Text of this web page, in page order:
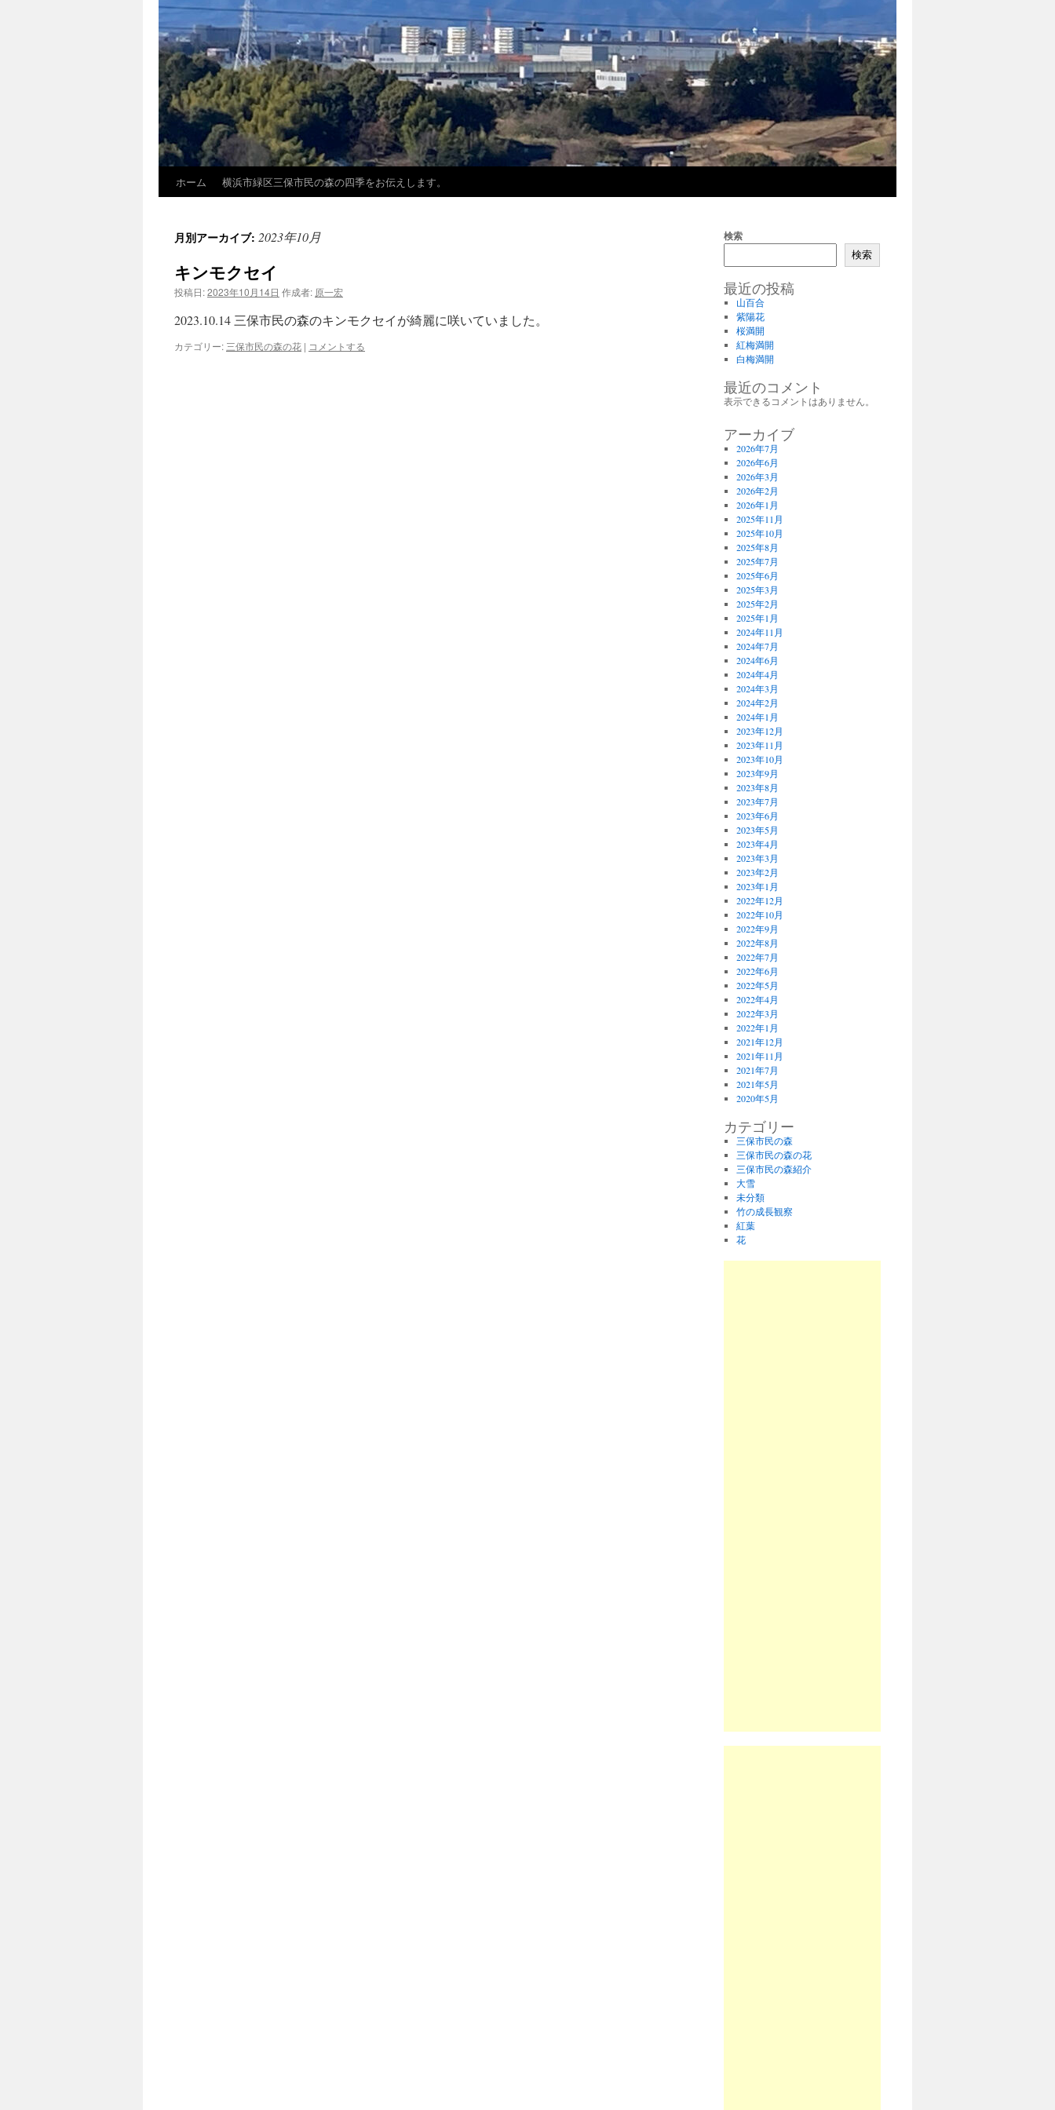
ホーム 横浜市緑区三保市民の森の四季をお伝えします。
月別アーカイブ: 2023年10月
キンモクセイ
投稿日:2023年10月14日 作成者: 原一宏
2023.10.14 三保市民の森のキンモクセイが綺麗に咲いていました。
カテゴリー: 三保市民の森の花 | コメントする
検索
検索
最近の投稿
山百合
紫陽花
桜満開
紅梅満開
白梅満開
最近のコメント
表示できるコメントはありません。
アーカイブ
2026年7月
2026年6月
2026年3月
2026年2月
2026年1月
2025年11月
2025年10月
2025年8月
2025年7月
2025年6月
2025年3月
2025年2月
2025年1月
2024年11月
2024年7月
2024年6月
2024年4月
2024年3月
2024年2月
2024年1月
2023年12月
2023年11月
2023年10月
2023年9月
2023年8月
2023年7月
2023年6月
2023年5月
2023年4月
2023年3月
2023年2月
2023年1月
2022年12月
2022年10月
2022年9月
2022年8月
2022年7月
2022年6月
2022年5月
2022年4月
2022年3月
2022年1月
2021年12月
2021年11月
2021年7月
2021年5月
2020年5月
カテゴリー
三保市民の森
三保市民の森の花
三保市民の森紹介
大雪
未分類
竹の成長観察
紅葉
花